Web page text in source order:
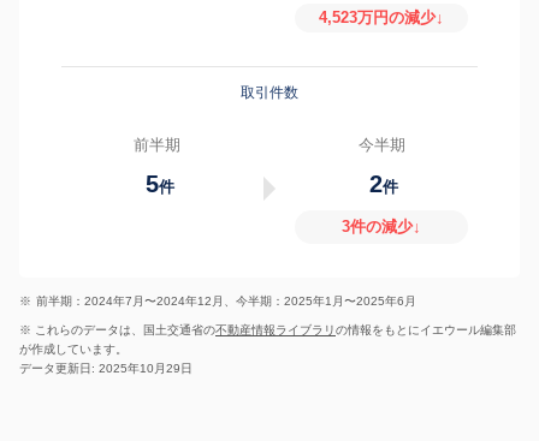
4,523万円の減少↓
取引件数
前半期
5件
今半期
2件
3件の減少↓
※ 前半期：2024年7月〜2024年12月、今半期：2025年1月〜2025年6月
※ これらのデータは、国土交通省の不動産情報ライブラリの情報をもとにイエウール編集部
が作成しています。
データ更新日: 2025年10月29日